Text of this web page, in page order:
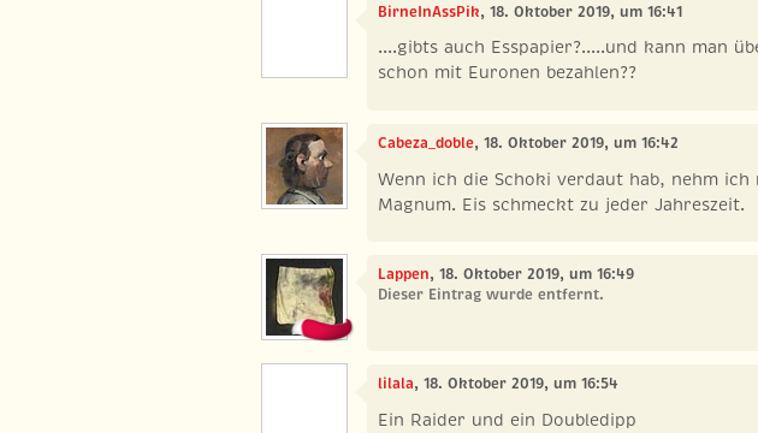
BirneInAssPik, 18. Oktober 2019, um 16:41
....gibts auch Esspapier?.....und kann man
schon mit Euronen bezahlen??
Cabeza_doble, 18. Oktober 2019, um 16:42
Wenn ich die Schoki verdaut hab, nehm ich
Magnum. Eis schmeckt zu jeder Jahreszeit.
Lappen, 18. Oktober 2019, um 16:49
Dieser Eintrag wurde entfernt.
lilala, 18. Oktober 2019, um 16:54
Ein Raider und ein Doubledipp